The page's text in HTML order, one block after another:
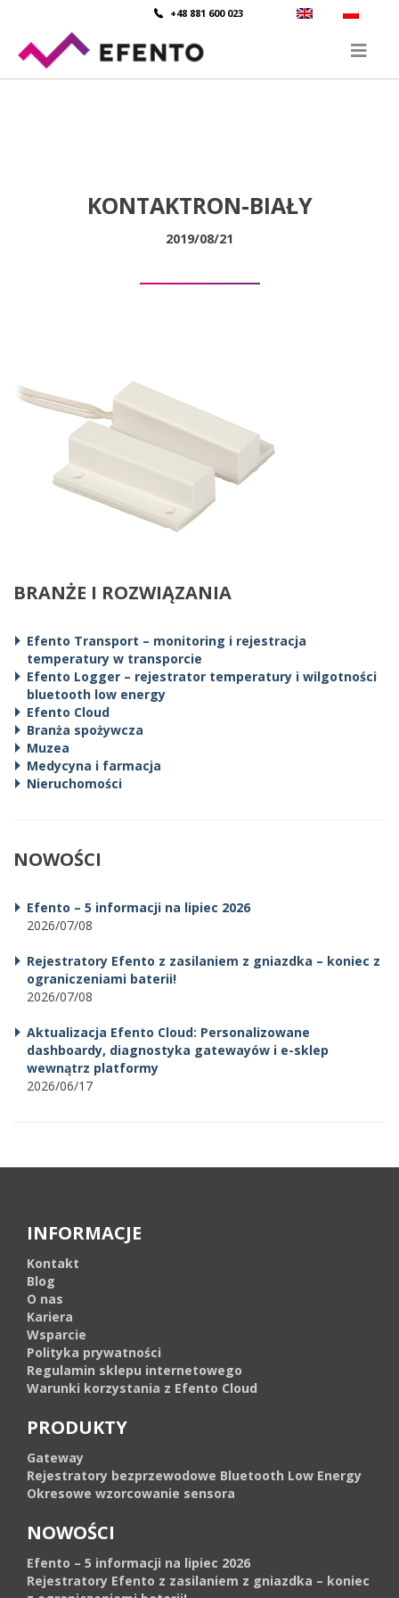
+48 881 600 023
KONTAKTRON-BIAŁY
2019/08/21
BRANŻE I ROZWIĄZANIA
Efento Transport – monitoring i rejestracja
temperatury w transporcie
Efento Logger – rejestrator temperatury i wilgotności
bluetooth low energy
Efento Cloud
Branża spożywcza
Muzea
Medycyna i farmacja
Nieruchomości
NOWOŚCI
Efento – 5 informacji na lipiec 2026
2026/07/08
Rejestratory Efento z zasilaniem z gniazdka – koniec z
ograniczeniami baterii!
2026/07/08
Aktualizacja Efento Cloud: Personalizowane
dashboardy, diagnostyka gatewayów i e-sklep
wewnątrz platformy
2026/06/17
INFORMACJE
Kontakt
Blog
O nas
Kariera
Wsparcie
Polityka prywatności
Regulamin sklepu internetowego
Warunki korzystania z Efento Cloud
PRODUKTY
Gateway
Rejestratory bezprzewodowe Bluetooth Low Energy
Okresowe wzorcowanie sensora
NOWOŚCI
Efento – 5 informacji na lipiec 2026
Rejestratory Efento z zasilaniem z gniazdka – koniec